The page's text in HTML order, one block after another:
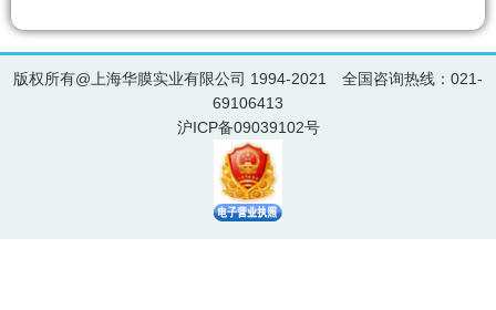
版权所有@上海华膜实业有限公司 1994-2021 全国咨询热线：021-
69106413
沪ICP备09039102号